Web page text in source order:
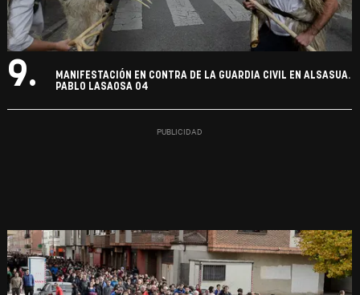
9.
MANIFESTACIÓN EN CONTRA DE LA GUARDIA CIVIL EN ALSASUA.
PABLO LASAOSA 04